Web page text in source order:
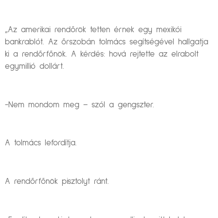
„Az amerikai rendőrök tetten érnek egy mexikói
bankrablót. Az őrszobán tolmács segítségével hallgatja
ki a rendőrfőnök. A kérdés: hová rejtette az elrabolt
egymillió dollárt.
-Nem mondom meg – szól a gengszter.
A tolmács lefordítja.
A rendőrfőnök pisztolyt ránt.